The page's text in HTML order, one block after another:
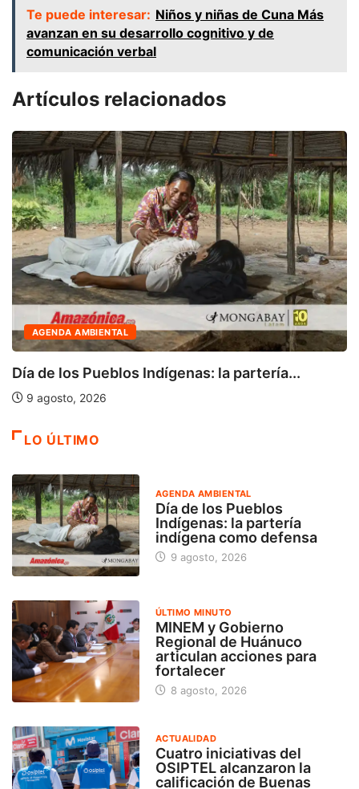
Te puede interesar: Niños y niñas de Cuna Más
avanzan en su desarrollo cognitivo y de
comunicación verbal
Artículos relacionados
ÚLTIMO MINUTO
MINEM y Gobierno Regional de Huánuco
articulan...
LO ÚLTIMO
AGENDA AMBIENTAL
Día de los Pueblos
Indígenas: la partería
indígena como defensa
9 agosto, 2026
ÚLTIMO MINUTO
MINEM y Gobierno
Regional de Huánuco
articulan acciones para
fortalecer
8 agosto, 2026
ACTUALIDAD
Cuatro iniciativas del
OSIPTEL alcanzaron la
calificación de Buenas